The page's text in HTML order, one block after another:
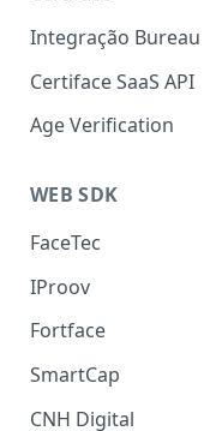
Autenticação de
Integração Bureau
Consulta por
Certiface Risk
Certiface SaaS API
Age Verification
WEB SDK
FaceTec
IProov
Fortface
SmartCap
CNH Digital